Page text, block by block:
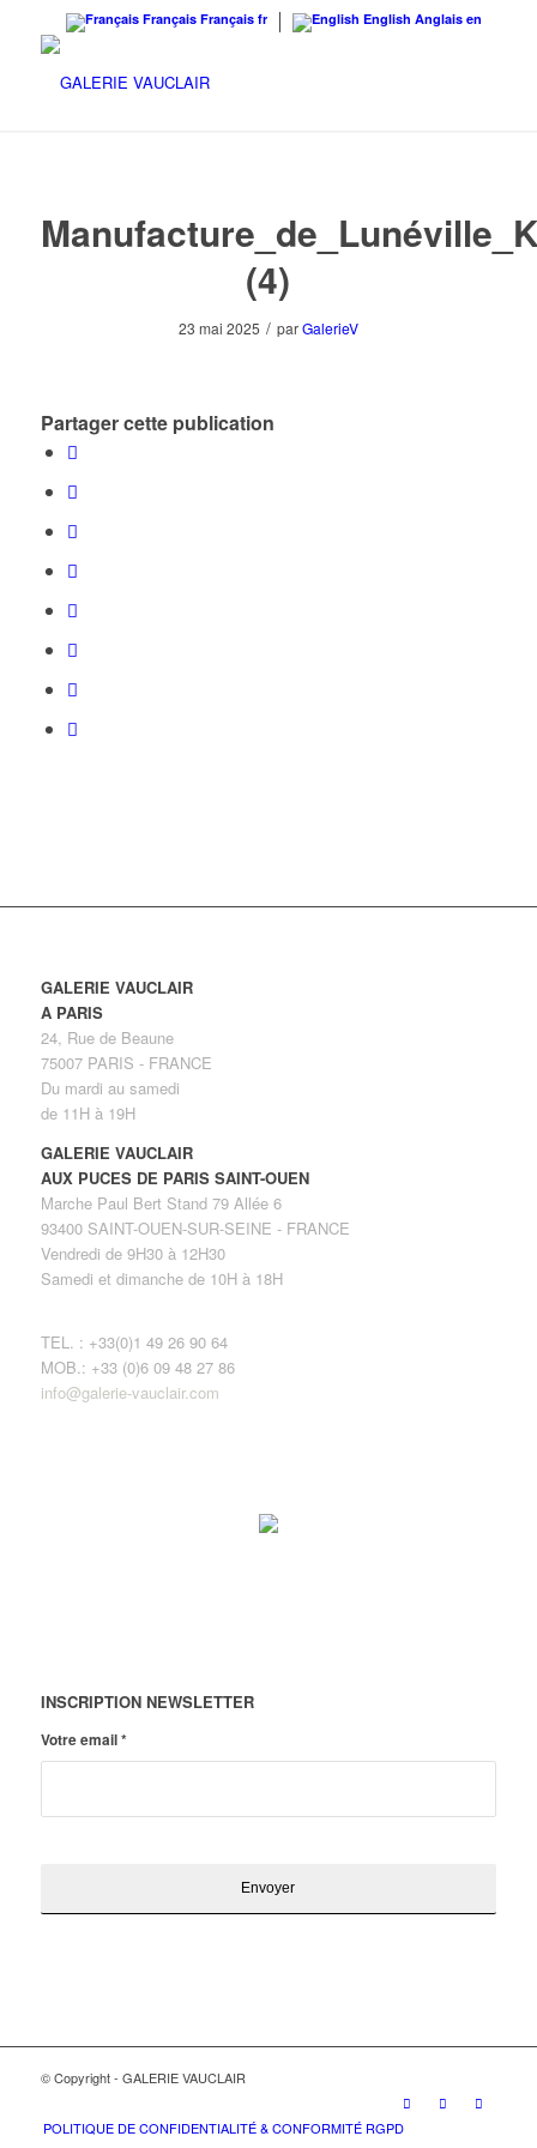
Français Français fr English Anglais en
(4)
23 mai 2025 / parGalerieV
Partager cette publication
GALERIE VAUCLAIR
A PARIS
24, Rue de Beaune
75007 PARIS - FRANCE
Du mardi au samedi
de 11H à 19H
GALERIE VAUCLAIR
AUX PUCES DE PARIS SAINT-OUEN
Marche Paul Bert Stand 79 Allée 6
93400 SAINT-OUEN-SUR-SEINE - FRANCE
Vendredi de 9H30 à 12H30
Samedi et dimanche de 10H à 18H
TEL. : +33(0)1 49 26 90 64
MOB.: +33 (0)6 09 48 27 86
info@galerie-vauclair.com
INSCRIPTION NEWSLETTER
Votre email*
© Copyright - GALERIE VAUCLAIR
POLITIQUE DE CONFIDENTIALITÉ & CONFORMITÉ RGPD